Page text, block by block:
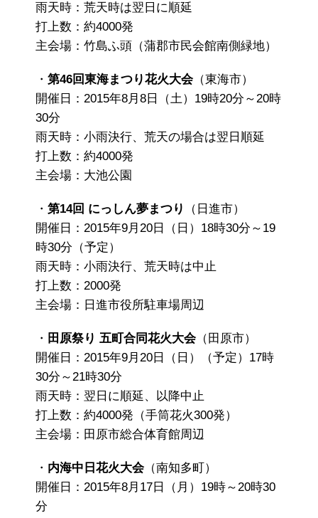
雨天時：荒天時は翌日に順延
打上数：約4000発
主会場：竹島ふ頭（蒲郡市民会館南側緑地）
・ 第46回東海まつり花火大会 （東海市）
開催日：2015年8月8日（土）19時20分～20時
30分
雨天時：小雨決行、荒天の場合は翌日順延
打上数：約4000発
主会場：大池公園
・ 第14回 にっしん夢まつり
（日進市）
開催日：2015年9月20日（日）18時30分～19
時30分（予定）
雨天時：小雨決行、荒天時は中止
打上数：2000発
主会場：日進市役所駐車場周辺
・ 田原祭り 五町合同花火大会 （田原市）
開催日：2015年9月20日（日）（予定）17時
30分～21時30分
雨天時：翌日に順延、以降中止
打上数：約4000発（手筒花火300発）
主会場：田原市総合体育館周辺
・ 内海中日花火大会 （南知多町）
開催日：2015年8月17日（月）19時～20時30
分